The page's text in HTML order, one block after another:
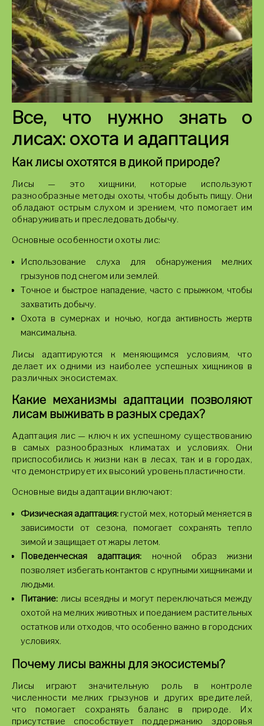
Все, что нужно знать о
лисах: охота и адаптация
Как лисы охотятся в дикой природе?
Лисы — это хищники, которые используют
разнообразные методы охоты, чтобы добыть пищу. Они
обладают острым слухом и зрением, что помогает им
обнаруживать и преследовать добычу.
Основные особенности охоты лис:
Использование слуха для обнаружения мелких
грызунов под снегом или землей.
Точное и быстрое нападение, часто с прыжком, чтобы
захватить добычу.
Охота в сумерках и ночью, когда активность жертв
максимальна.
Лисы адаптируются к меняющимся условиям, что
делает их одними из наиболее успешных хищников в
различных экосистемах.
Какие механизмы адаптации позволяют
лисам выживать в разных средах?
Адаптация лис — ключ к их успешному существованию
в самых разнообразных климатах и условиях. Они
приспособились к жизни как в лесах, так и в городах,
что демонстрирует их высокий уровень пластичности.
Основные виды адаптации включают:
Физическая адаптация: густой мех, который меняется в
зависимости от сезона, помогает сохранять тепло
зимой и защищает от жары летом.
Поведенческая адаптация: ночной образ жизни
позволяет избегать контактов с крупными хищниками и
людьми.
Питание: лисы всеядны и могут переключаться между
охотой на мелких животных и поеданием растительных
остатков или отходов, что особенно важно в городских
условиях.
Почему лисы важны для экосистемы?
Лисы играют значительную роль в контроле
численности мелких грызунов и других вредителей,
что помогает сохранять баланс в природе. Их
присутствие способствует поддержанию здоровья